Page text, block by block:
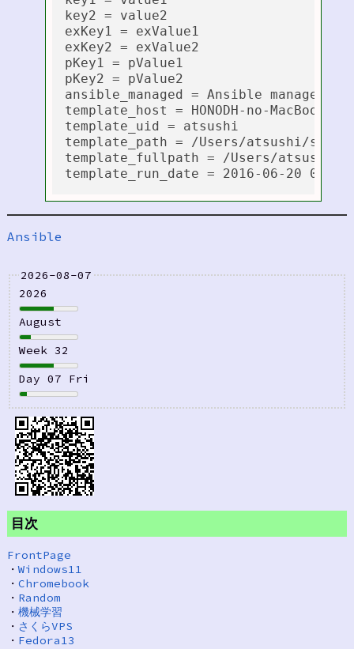
2026-08-07
2026
August
Week 32
Day 07 Fri
目次
FrontPage
・Windows11
・ Chromebook
・ Random
・ 機械学習
・ さくらVPS
・ Fedora13
key2 = value2
exKey1 = exValue1
exKey2 = exValue2
pKey1 = pValue1
pKey2 = pValue2
ansible_managed = Ansible
template_host = HONODH-no-MacBook-
template_uid = atsushi
template_path = /Users/atsushi/
template_fullpath = /Users/atsushi/
Ansible